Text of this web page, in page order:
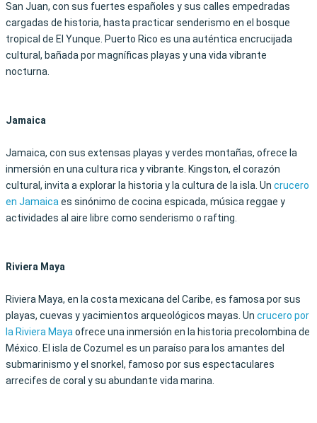
San Juan, con sus fuertes españoles y sus calles empedradas
cargadas de historia, hasta practicar senderismo en el bosque
tropical de El Yunque. Puerto Rico es una auténtica encrucijada
cultural, bañada por magníficas playas y una vida vibrante
nocturna.
Jamaica
Jamaica, con sus extensas playas y verdes montañas, ofrece la
inmersión en una cultura rica y vibrante. Kingston, el corazón
cultural, invita a explorar la historia y la cultura de la isla. Un crucero
en Jamaicaes sinónimo de cocina espicada, música reggae y
actividades al aire libre como senderismo o rafting.
Riviera Maya
Riviera Maya, en la costa mexicana del Caribe, es famosa por sus
playas, cuevas y yacimientos arqueológicos mayas. Un crucero por
la Riviera Mayaofrece una inmersión en la historia precolombina de
México. El isla de Cozumel es un paraíso para los amantes del
submarinismo y el snorkel, famoso por sus espectaculares
arrecifes de coral y su abundante vida marina.